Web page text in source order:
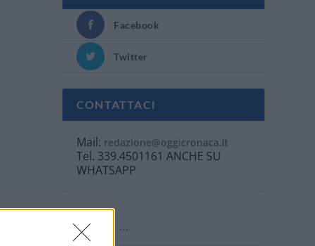
Facebook
Twitter
CONTATTACI
Mail: redazione@oggicronaca.it
Tel. 339.4501161 ANCHE SU
WHATSAPP